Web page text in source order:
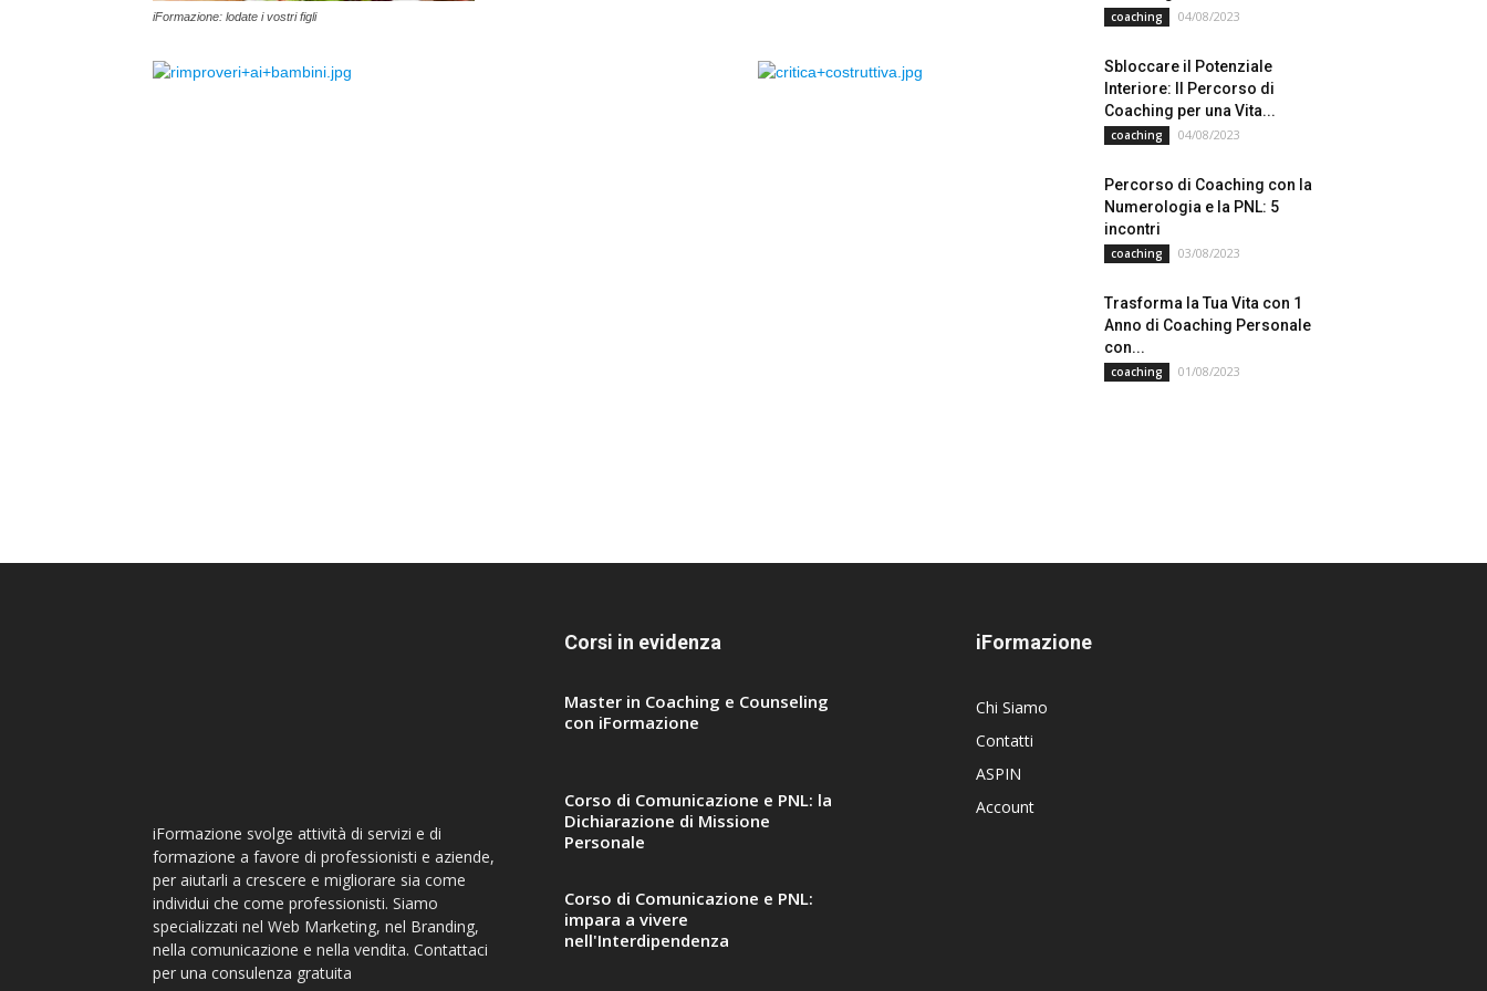
iFormazione: lodate i vostri figli coaching 04/08/2023
Sbloccare il Potenziale
Interiore: Il Percorso di
Coaching per una Vita...
coaching 04/08/2023
Percorso di Coaching con la
Numerologia e la PNL: 5
incontri
coaching 03/08/2023
Trasforma la Tua Vita con 1
Anno di Coaching Personale
con...
coaching 01/08/2023
iFormazione svolge attività di servizi e di
formazione a favore di professionisti e aziende,
per aiutarli a crescere e migliorare sia come
individui che come professionisti. Siamo
specializzati nel Web Marketing, nel Branding,
nella comunicazione e nella vendita. Contattaci
per una consulenza gratuita
Corsi in evidenza
Master in Coaching e Counseling
con iFormazione
Corso di Comunicazione e PNL: la
Dichiarazione di Missione
Personale
Corso di Comunicazione e PNL:
impara a vivere
nell'Interdipendenza
iFormazione
Chi Siamo
Contatti
ASPIN
Account